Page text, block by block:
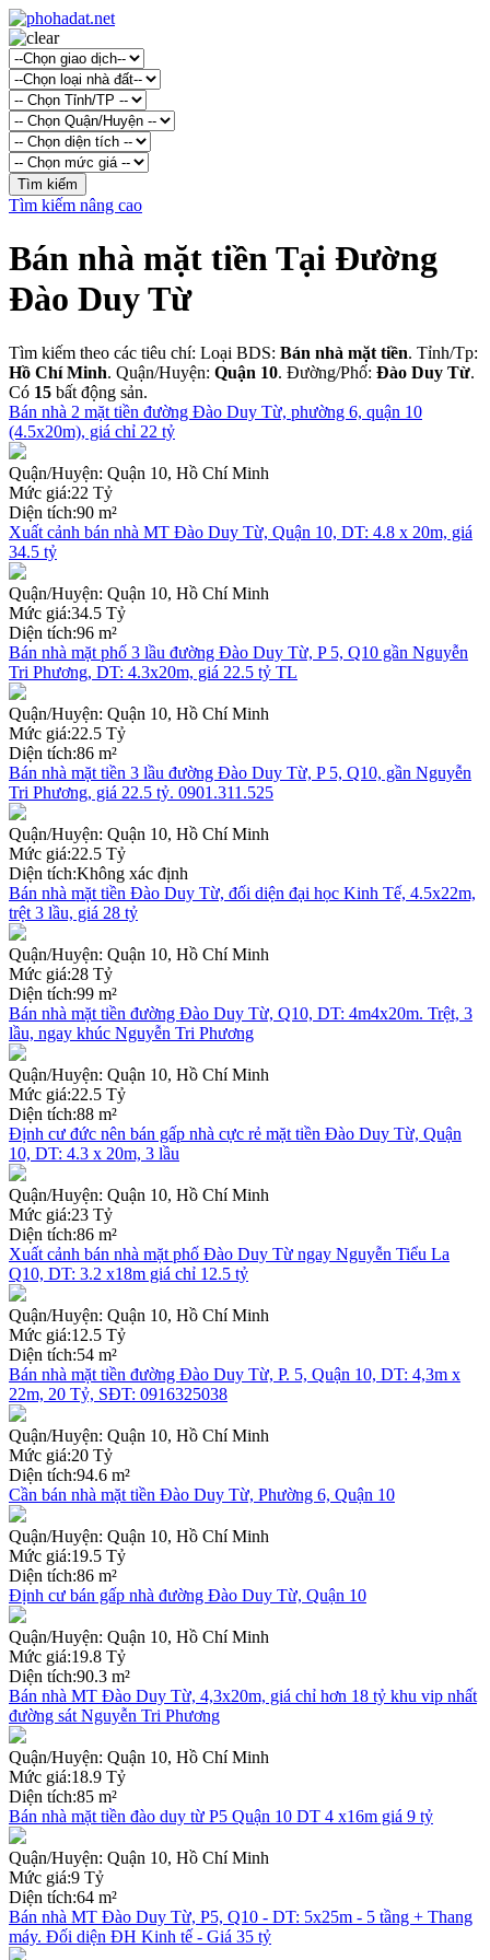
Tìm kiếm nâng cao
Bán nhà mặt tiền Tại Đường
Đào Duy Từ
Tìm kiếm theo các tiêu chí: Loại BDS: Bán nhà mặt tiền. Tỉnh/Tp:
Hồ Chí Minh. Quận/Huyện: Quận 10. Đường/Phố: Đào Duy Từ.
Có 15 bất động sản.
Bán nhà 2 mặt tiền đường Đào Duy Từ, phường 6, quận 10
(4.5x20m), giá chỉ 22 tỷ
Quận/Huyện: Quận 10, Hồ Chí Minh
Mức giá:22 Tỷ
Diện tích:90 m²
Xuất cảnh bán nhà MT Đào Duy Từ, Quận 10, DT: 4.8 x 20m, giá
34.5 tỷ
Quận/Huyện: Quận 10, Hồ Chí Minh
Mức giá:34.5 Tỷ
Diện tích:96 m²
Bán nhà mặt phố 3 lầu đường Đào Duy Từ, P 5, Q10 gần Nguyễn
Tri Phương, DT: 4.3x20m, giá 22.5 tỷ TL
Quận/Huyện: Quận 10, Hồ Chí Minh
Mức giá:22.5 Tỷ
Diện tích:86 m²
Bán nhà mặt tiền 3 lầu đường Đào Duy Từ, P 5, Q10, gần Nguyễn
Tri Phương, giá 22.5 tỷ. 0901.311.525
Quận/Huyện: Quận 10, Hồ Chí Minh
Mức giá:22.5 Tỷ
Diện tích:Không xác định
Bán nhà mặt tiền Đào Duy Từ, đối diện đại học Kinh Tế, 4.5x22m,
trệt 3 lầu, giá 28 tỷ
Quận/Huyện: Quận 10, Hồ Chí Minh
Mức giá:28 Tỷ
Diện tích:99 m²
Bán nhà mặt tiền đường Đào Duy Từ, Q10, DT: 4m4x20m. Trệt, 3
lầu, ngay khúc Nguyễn Tri Phương
Quận/Huyện: Quận 10, Hồ Chí Minh
Mức giá:22.5 Tỷ
Diện tích:88 m²
Định cư đức nên bán gấp nhà cực rẻ mặt tiền Đào Duy Từ, Quận
10, DT: 4.3 x 20m, 3 lầu
Quận/Huyện: Quận 10, Hồ Chí Minh
Mức giá:23 Tỷ
Diện tích:86 m²
Xuất cảnh bán nhà mặt phố Đào Duy Từ ngay Nguyễn Tiểu La
Q10, DT: 3.2 x18m giá chỉ 12.5 tỷ
Quận/Huyện: Quận 10, Hồ Chí Minh
Mức giá:12.5 Tỷ
Diện tích:54 m²
Bán nhà mặt tiền đường Đào Duy Từ, P. 5, Quận 10, DT: 4,3m x
22m, 20 Tỷ, SĐT: 0916325038
Quận/Huyện: Quận 10, Hồ Chí Minh
Mức giá:20 Tỷ
Diện tích:94.6 m²
Cần bán nhà mặt tiền Đào Duy Từ, Phường 6, Quận 10
Quận/Huyện: Quận 10, Hồ Chí Minh
Mức giá:19.5 Tỷ
Diện tích:86 m²
Định cư bán gấp nhà đường Đào Duy Từ, Quận 10
Quận/Huyện: Quận 10, Hồ Chí Minh
Mức giá:19.8 Tỷ
Diện tích:90.3 m²
Bán nhà MT Đào Duy Từ, 4,3x20m, giá chỉ hơn 18 tỷ khu vip nhất
đường sát Nguyễn Tri Phương
Quận/Huyện: Quận 10, Hồ Chí Minh
Mức giá:18.9 Tỷ
Diện tích:85 m²
Bán nhà mặt tiền đào duy từ P5 Quận 10 DT 4 x16m giá 9 tỷ
Quận/Huyện: Quận 10, Hồ Chí Minh
Mức giá:9 Tỷ
Diện tích:64 m²
Bán nhà MT Đào Duy Từ, P5, Q10 - DT: 5x25m - 5 tầng + Thang
máy. Đối diện ĐH Kinh tế - Giá 35 tỷ